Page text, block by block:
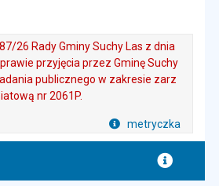
26 Rady Gminy Suchy Las z dnia
przyjęcia przez Gminę Suchy
publicznego w zakresie zarz
nr 2061P.
metryczka